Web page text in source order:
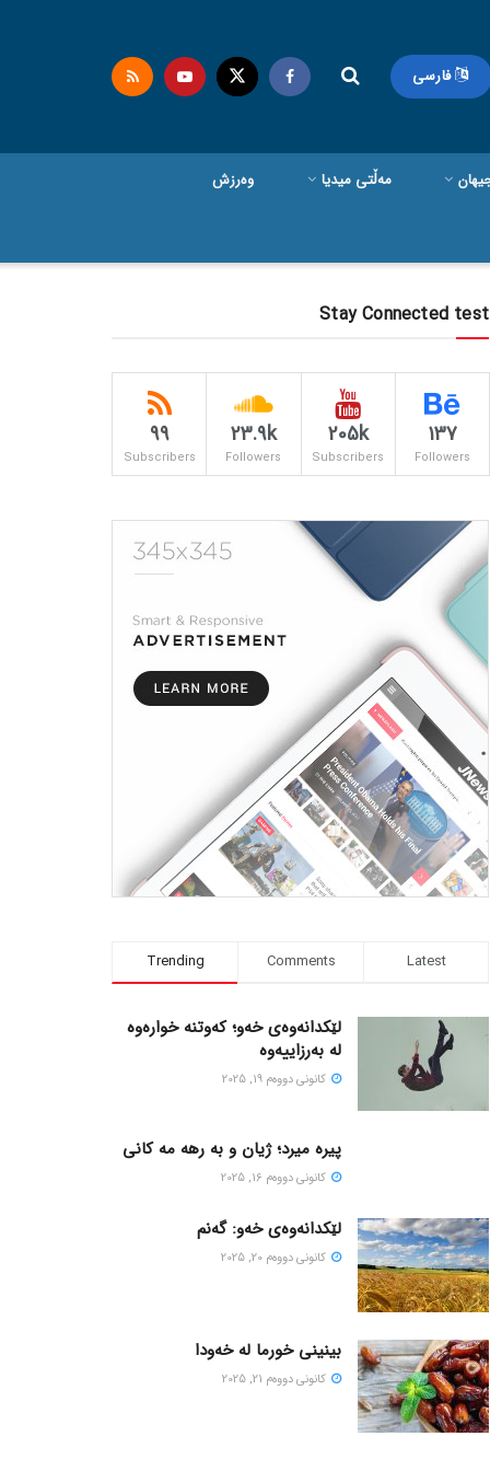
فارسی
مەڵتی میدیا وەرزش
Stay Connected test
137
Followers
205k
Subscribers
23.9k
Followers
99
Subscribers
Trending Comments Latest
لێکدانەوەی خەو؛ کەوتنە خوارەوە
لە بەرزاییەوە
كانونی دووه‌م 19, 2025
پیره میرد؛ ژیان و به رهه مه کانی
كانونی دووه‌م 16, 2025
لێکدانەوەی خەو: گەنم
كانونی دووه‌م 20, 2025
بینینی خورما لە خەودا
كانونی دووه‌م 21, 2025